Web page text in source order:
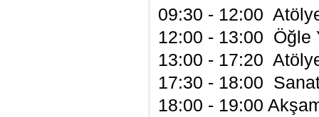
09:30 - 12:00
12:00 - 13:00 Öğle
13:00 - 17:20
17:30 - 18:00
18:00 - 19:00